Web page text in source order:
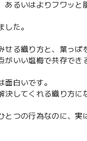
るいはよりフワッ
た。
せる織り方と、葉っ
いい塩梅で共存で
白いです。
決してくれる織り方に
つの行為なのに、